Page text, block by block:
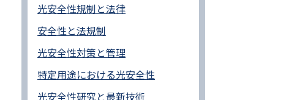
光安全性規制と法律
安全性と法規制
光安全性対策と管理
特定用途における光安全性
光安全性研究と最新技術